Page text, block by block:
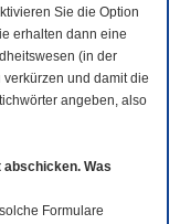
Sie die Option
erhalten dann eine
(in der
und damit die
angeben, also
Was
Formulare